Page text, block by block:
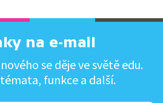
na e-mail
se děje ve světě edu.
funkce a další.